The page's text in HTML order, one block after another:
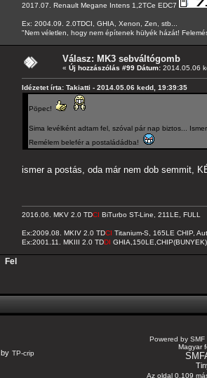
2017.07. Renault Megane Intens 1,2TCe EDC7
Ex: 2004.09. 2.0TDCI, GHIA, Xenon, Zen, stb...
"Nem véletlen, hogy nem építenek hülyék házát!
Válasz: MK3 sebváltógomb
« Új hozzászólás #99 Dátum: 2014.05.06
Idézetet írta: Takiatti - 2014.05.06 kedd, 19:39:35
Pöpec!
Sima levélként adtam fel, szóval pár nap biztos...
Remélem belefér a postaládádba!
ismer a postás, oda már nem dob semmit,
2016.06. MKV 2.0 TDCI BiTurbo ST-Line, 211LE, FULL
Ex:2009.08. MKIV 2.0 TDCI Titanium-S, 165LE CHIP,
Ex:2001.11. MKIII 2.0 TDDI
Fel
by TP-crip
Powered by SMF
Magyar
Az oldal 0.109